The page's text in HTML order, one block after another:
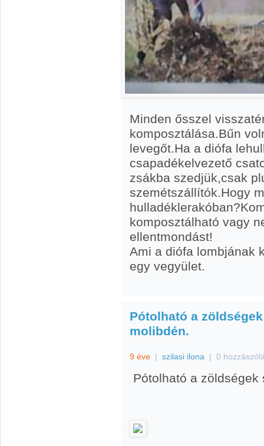
Minden ősszel
komposztálása.Bűn
levegőt.Ha a diófa
csapadékelvezető
zsákba szedjük,csak
szemétszállítók.Hogy
komposztálható vagy
ellentmondást!
Ami a diófa lombjának
egy vegyület.
Pótolható a
molibdén.
9 éve | szilasi ilona | 0
Pótolható a